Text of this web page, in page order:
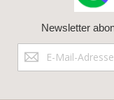
Newsletter
Anmeldung
zum